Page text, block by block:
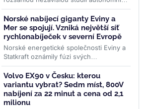
vozidel. Waymo na 50 milionech mil bez
řidiče bouralo o... >>
Norské nabíjecí giganty Eviny a
Mer se spojují. Vzniká největší síť
rychlonabíječek v severní Evropě
Norské energetické společnosti Eviny a
Statkraft oznámily fúzi svých
rychlodobíjecích sítí. Spojený podnik
Eviny Elektrifisering bude mít...
Volvo EX90 v Česku: kterou
variantu vybrat? Sedm míst, 800V
nabíjení za 22 minut a cena od 2,1
milionu